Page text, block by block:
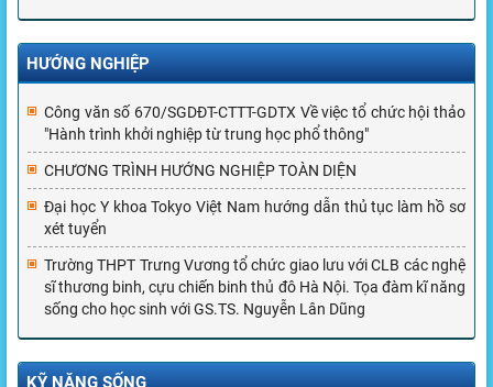
HƯỚNG NGHIỆP
Công văn số 670/SGDĐT-CTTT-GDTX Về việc tổ chức hội thảo
"Hành trình khởi nghiệp từ trung học phổ thông"
CHƯƠNG TRÌNH HƯỚNG NGHIỆP TOÀN DIỆN
Đại học Y khoa Tokyo Việt Nam hướng dẫn thủ tục làm hồ sơ
xét tuyển
Trường THPT Trưng Vương tổ chức giao lưu với CLB các nghệ
sĩ thương binh, cựu chiến binh thủ đô Hà Nội. Tọa đàm kĩ năng
sống cho học sinh với GS.TS. Nguyễn Lân Dũng
KỸ NĂNG SỐNG